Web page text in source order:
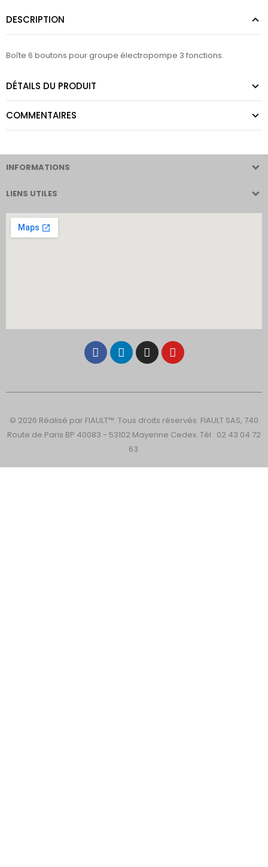
DESCRIPTION
Boîte 6 boutons pour groupe électropompe 3 fonctions.
DÉTAILS DU PRODUIT
COMMENTAIRES
INFORMATIONS
LIENS UTILES
© 2026 Réalisé par FIAULT™. Tous droits réservés. FIAULT SAS, 740
Route de Paris BP 40083 - 53102 Mayenne Cedex. Tél : 02 43 04 72
63.